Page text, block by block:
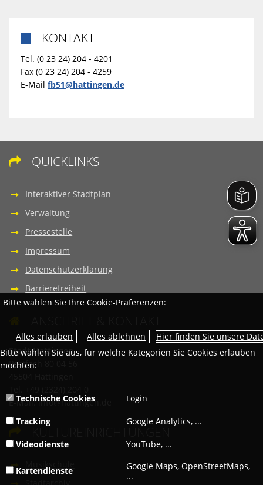
 KONTAKT
Tel. (0 23 24) 204 - 4201
Fax (0 23 24) 204 - 4259
E-Mail fb51@hattingen.de
 QUICKLINKS
Interaktiver Stadtplan
Verwaltung
Pressestelle
Impressum
Datenschutzerklärung
Barrierefreiheit
Stadt Hattingen
Postfach 80 04 56
E-Mail:info@hattingen.de
KULTUREINRICHTUNGEN
Bitte wählen Sie Ihre Cookie-Präferenzen:
Hier finden Sie unsere
Bitte wählen Sie aus, für welche Kategorien Sie Cookies erlauben
möchten:
Technische Cookies Login
Tracking Google Analytics, ...
Videodienste YouTube, ...
Kartendienste
Google Maps, OpenStreetMaps,
...